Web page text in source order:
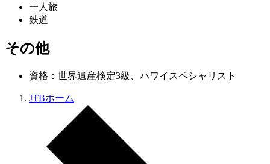
一人旅
鉄道
その他
資格：世界遺産検定3級、ハワイスペシャリスト
JTBホーム